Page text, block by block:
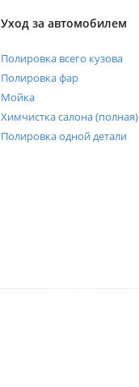
Уход за автомобилем
Полировка всего кузова
Полировка фар
Мойка
Химчистка салона (полная)
Полировка одной детали